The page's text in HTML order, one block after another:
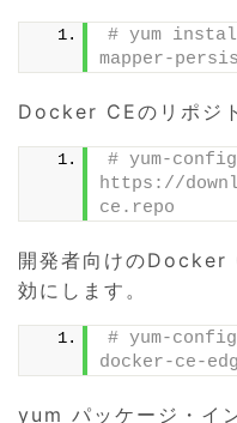
# yum
mapper-
Docker CEのリポジ
# yum-
https://
ce.repo
開発者向けのDocker
効にします。
# yum-
docker-ce-
yum パッケージ・イ